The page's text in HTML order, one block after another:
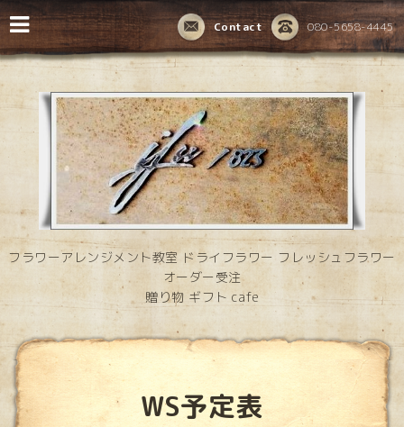
080-5658-4445
Contact
フラワーアレンジメント教室 ドライフラワー フレッシュフラワー
オーダー受注
贈り物 ギフト cafe
WS予定表